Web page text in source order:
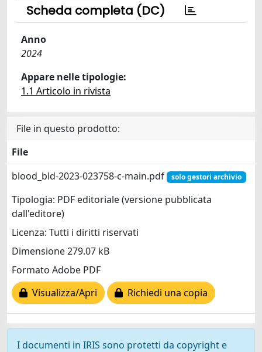
Scheda completa (DC)
Anno
2024
Appare nelle tipologie:
1.1 Articolo in rivista
File in questo prodotto:
File
blood_bld-2023-023758-c-main.pdf
solo gestori archivio
Tipologia: PDF editoriale (versione pubblicata
dall'editore)
Licenza: Tutti i diritti riservati
Dimensione 279.07 kB
Formato Adobe PDF
Visualizza/Apri
Richiedi una copia
I documenti in IRIS sono protetti da copyright e